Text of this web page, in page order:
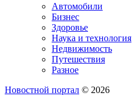
Автомобили
Бизнес
Здоровье
Наука и технология
Недвижимость
Путешествия
Разное
Новостной портал © 2026